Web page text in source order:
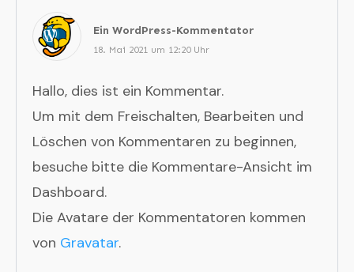
Ein WordPress-Kommentator
18. Mai 2021 um 12:20 Uhr
Hallo, dies ist ein Kommentar.
Um mit dem Freischalten, Bearbeiten und
Löschen von Kommentaren zu beginnen,
besuche bitte die Kommentare-Ansicht im
Dashboard.
Die Avatare der Kommentatoren kommen
von Gravatar.